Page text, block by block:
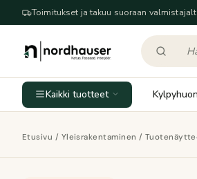
Toimitukset ja takuu suoraan
Kaikki tuotteet
Etusivu / Yleisrakentaminen /